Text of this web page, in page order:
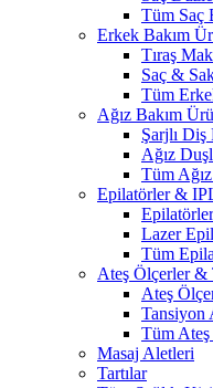
Tüm Saç
Erkek Bakım
Tıraş
Saç &
Tüm
Ağız Bakım
Şarjlı Diş
Ağız
Tüm
Epilatörler &
Epilatörler
Lazer
Tüm
Ateş Ölçerler &
Ateş
Tansiyon
Tüm
Masaj Aletleri
Tartılar